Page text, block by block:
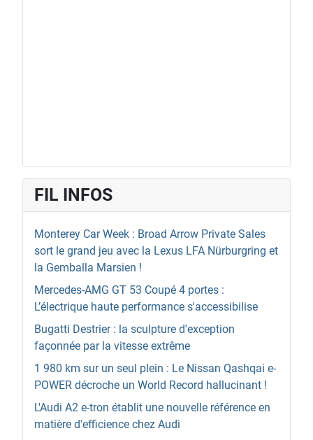
FIL INFOS
Monterey Car Week : Broad Arrow Private Sales
sort le grand jeu avec la Lexus LFA Nürburgring et
la Gemballa Marsien !
Mercedes-AMG GT 53 Coupé 4 portes :
L’électrique haute performance s'accessibilise
Bugatti Destrier : la sculpture d'exception
façonnée par la vitesse extrême
1 980 km sur un seul plein : Le Nissan Qashqai e-
POWER décroche un World Record hallucinant !
L'Audi A2 e-tron établit une nouvelle référence en
matière d'efficience chez Audi